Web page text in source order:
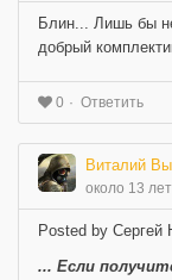
Блин... Лишь бы
добрый
0 Ответить
Виталий
около 13
Posted by Сергей
... Если